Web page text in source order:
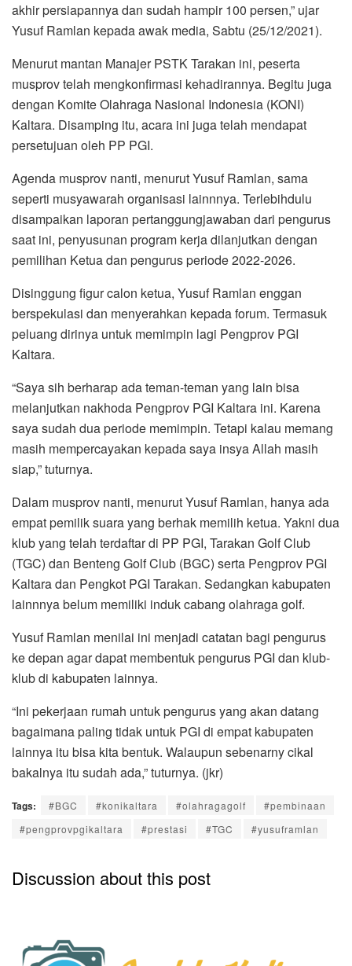
akhir persiapannya dan sudah hampir 100 persen,” ujar
Yusuf Ramlan kepada awak media, Sabtu (25/12/2021).
Menurut mantan Manajer PSTK Tarakan ini, peserta
musprov telah mengkonfirmasi kehadirannya. Begitu juga
dengan Komite Olahraga Nasional Indonesia (KONI)
Kaltara. Disamping itu, acara ini juga telah mendapat
persetujuan oleh PP PGI.
Agenda musprov nanti, menurut Yusuf Ramlan, sama
seperti musyawarah organisasi lainnnya. Terlebihdulu
disampaikan laporan pertanggungjawaban dari pengurus
saat ini, penyusunan program kerja dilanjutkan dengan
pemilihan Ketua dan pengurus periode 2022-2026.
Disinggung figur calon ketua, Yusuf Ramlan enggan
berspekulasi dan menyerahkan kepada forum. Termasuk
peluang dirinya untuk memimpin lagi Pengprov PGI
Kaltara.
“Saya sih berharap ada teman-teman yang lain bisa
melanjutkan nakhoda Pengprov PGI Kaltara ini. Karena
saya sudah dua periode memimpin. Tetapi kalau memang
masih mempercayakan kepada saya insya Allah masih
siap,” tuturnya.
Dalam musprov nanti, menurut Yusuf Ramlan, hanya ada
empat pemilik suara yang berhak memilih ketua. Yakni dua
klub yang telah terdaftar di PP PGI, Tarakan Golf Club
(TGC) dan Benteng Golf Club (BGC) serta Pengprov PGI
Kaltara dan Pengkot PGI Tarakan. Sedangkan kabupaten
lainnnya belum memiliki induk cabang olahraga golf.
Yusuf Ramlan menilai ini menjadi catatan bagi pengurus
ke depan agar dapat membentuk pengurus PGI dan klub-
klub di kabupaten lainnya.
“Ini pekerjaan rumah untuk pengurus yang akan datang
bagaimana paling tidak untuk PGI di empat kabupaten
lainnya itu bisa kita bentuk. Walaupun sebenarny cikal
bakalnya itu sudah ada,” tuturnya. (jkr)
Tags: #BGC #konikaltara #olahragagolf
#pembinaan
#pengprovpgikaltara
#prestasi #TGC #yusuframlan
Discussion about this post